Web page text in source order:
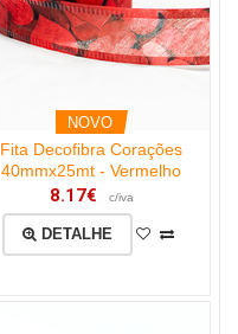
NOVO
Fita Decofibra Corações
40mmx25mt - Vermelho
8.17€ c/iva
DETALHE